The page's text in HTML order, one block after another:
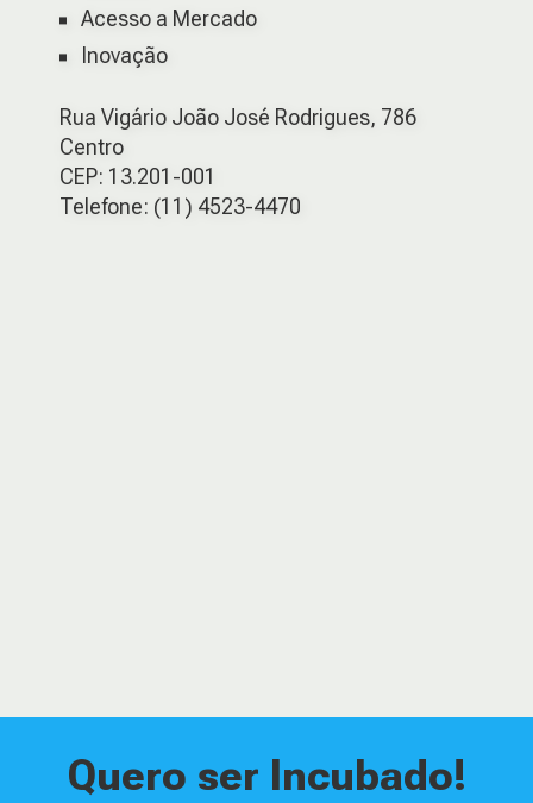
Acesso a Mercado
Inovação
Rua Vigário João José Rodrigues, 786
Centro
CEP: 13.201-001
Telefone: (11) 4523-4470
Quero ser Incubado!